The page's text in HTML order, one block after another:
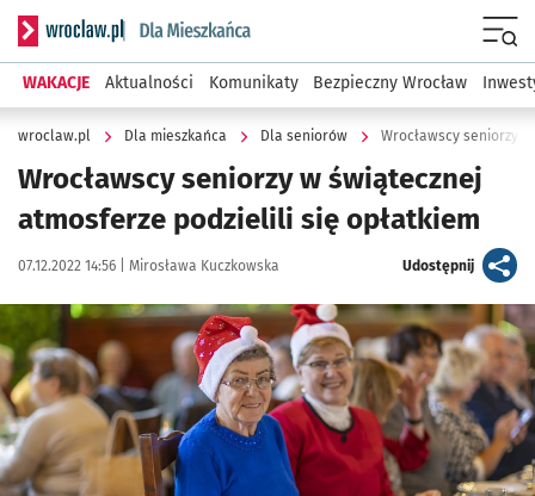
Serwis informacyjny wroclaw.pl podserwis: Dla mieszkańca
WAKACJE Aktualności Komunikaty Bezpieczny Wrocław
wroclaw.pl Dla mieszkańca Dla seniorów Wrocławscy seniorzy
Wrocławscy seniorzy w świątecznej
atmosferze podzielili się opłatkiem
Data publikacji:
07.12.2022 14:56 | Autor:
Mirosława Kuczkowska Udostępnijartykuł
Kliknij, aby powiększyć